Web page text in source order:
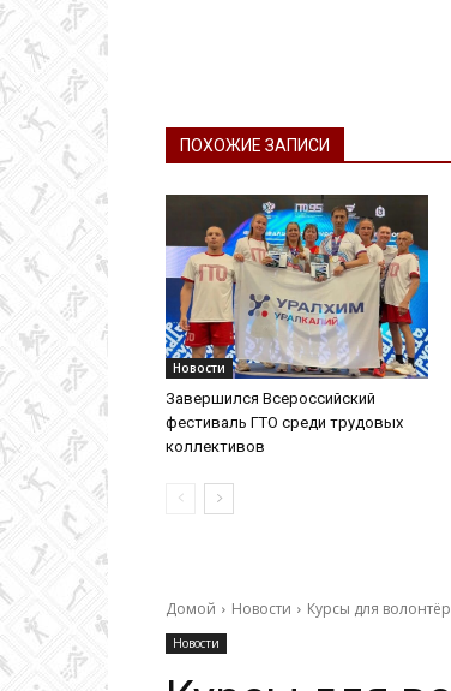
ПОХОЖИЕ ЗАПИСИ
Новости
Завершился Всероссийский
фестиваль ГТО среди трудовых
коллективов